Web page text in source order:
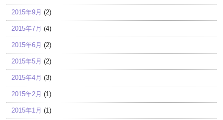
2015年9月 (2)
2015年7月 (4)
2015年6月 (2)
2015年5月 (2)
2015年4月 (3)
2015年2月 (1)
2015年1月 (1)